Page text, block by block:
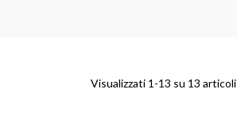
Visualizzati 1-13 su 13 articoli